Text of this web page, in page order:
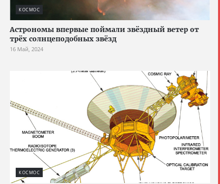
КОСМОС
Астрономы впервые поймали звёздный ветер от
трёх солнцеподобных звёзд
16 Май, 2024
КОСМОС